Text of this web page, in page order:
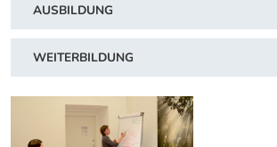
AUSBILDUNG
WEITERBILDUNG